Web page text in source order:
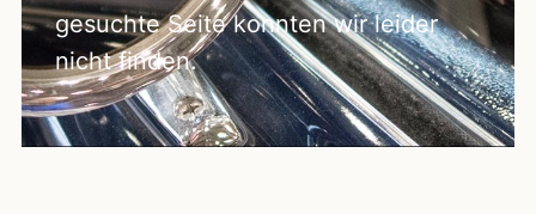
gesuchte Seite konnten wir leider
nicht finden.